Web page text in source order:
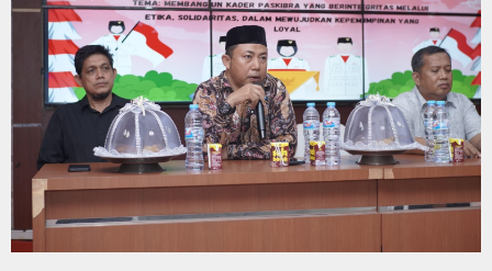
Berita
Umum
Madrasah
Humas
Kurikulum